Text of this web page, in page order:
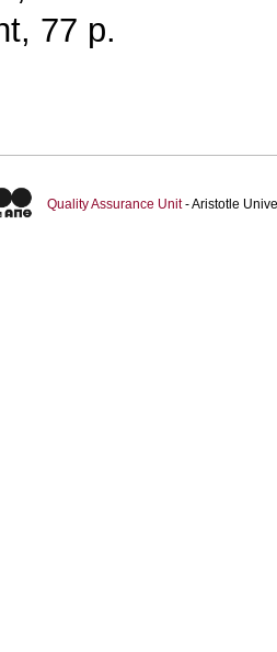
77 p.
Quality Assurance Unit- Aristotle